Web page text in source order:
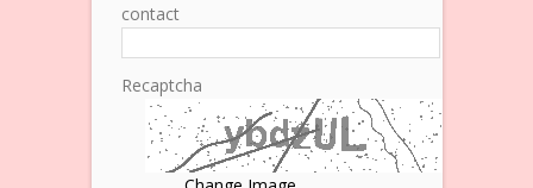
contact
Recaptcha